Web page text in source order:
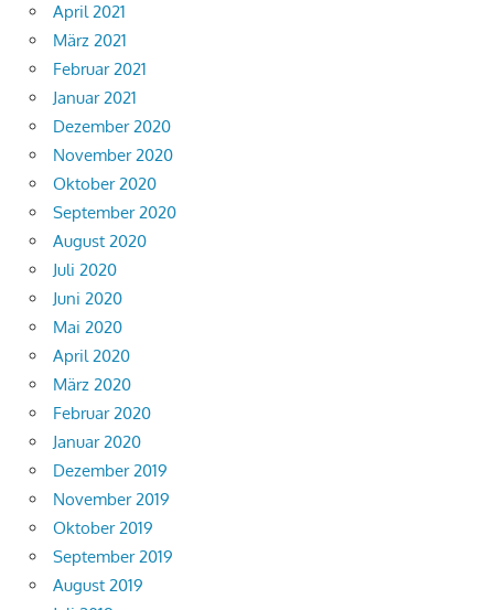
April 2021
März 2021
Februar 2021
Januar 2021
Dezember 2020
November 2020
Oktober 2020
September 2020
August 2020
Juli 2020
Juni 2020
Mai 2020
April 2020
März 2020
Februar 2020
Januar 2020
Dezember 2019
November 2019
Oktober 2019
September 2019
August 2019